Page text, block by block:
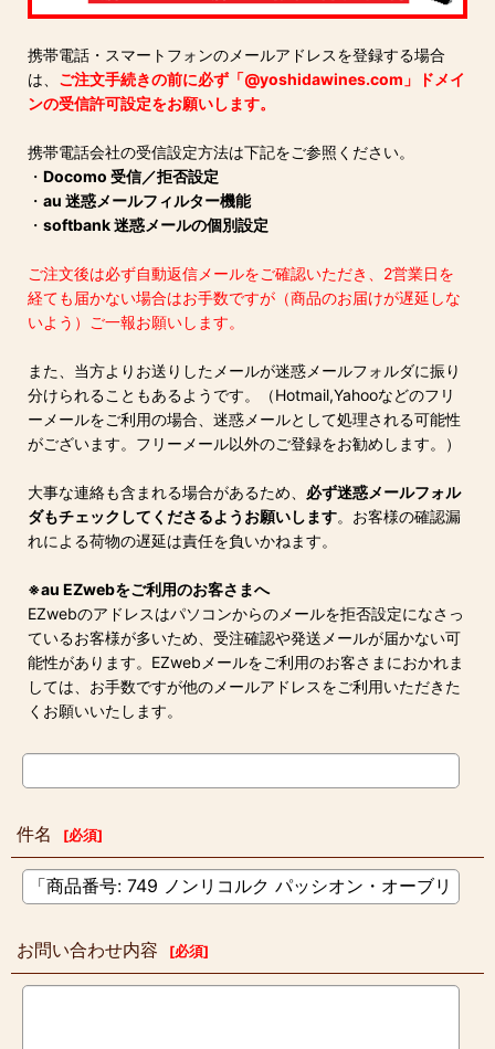
携帯電話・スマートフォンのメールアドレスを登録する場合
は、 ご注文手続きの前に必ず「@yoshidawines.com」ドメイ
ンの受信許可設定をお願いします。
携帯電話会社の受信設定方法は下記をご参照ください。
・ Docomo 受信／拒否設定
・ au 迷惑メールフィルター機能
・ softbank 迷惑メールの個別設定
ご注文後は必ず自動返信メールをご確認いただき、2営業日を
経ても届かない場合はお手数ですが（商品のお届けが遅延しな
いよう）ご一報お願いします。
また、当方よりお送りしたメールが迷惑メールフォルダに振り
分けられることもあるようです。（Hotmail,Yahooなどのフリ
ーメールをご利用の場合、迷惑メールとして処理される可能性
がございます。フリーメール以外のご登録をお勧めします。）
大事な連絡も含まれる場合があるため、 必ず迷惑メールフォル
ダもチェックしてくださるようお願いします。お客様の確認漏
れによる荷物の遅延は責任を負いかねます。
※au EZwebをご利用のお客さまへ
EZwebのアドレスはパソコンからのメールを拒否設定になさっ
ているお客様が多いため、受注確認や発送メールが届かない可
能性があります。EZwebメールをご利用のお客さまにおかれま
しては、お手数ですが他のメールアドレスをご利用いただきた
くお願いいたします。
件名 [必須]
お問い合わせ内容 [必須]